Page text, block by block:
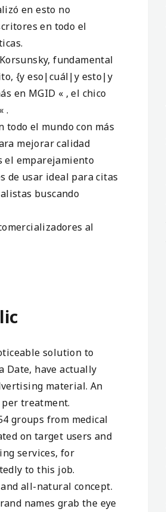
en esto no
en todo el
fundamental
{y eso|cuál|y esto|y
en MGID « , el chico
.
el mundo con más
mejorar calidad
el emparejamiento
de usar ideal para citas
buscando
al
solution to
Date, have actually
material. An
treatment.
groups from medical
on target users and
services, for
to this job.
all-natural concept.
names grab the eye